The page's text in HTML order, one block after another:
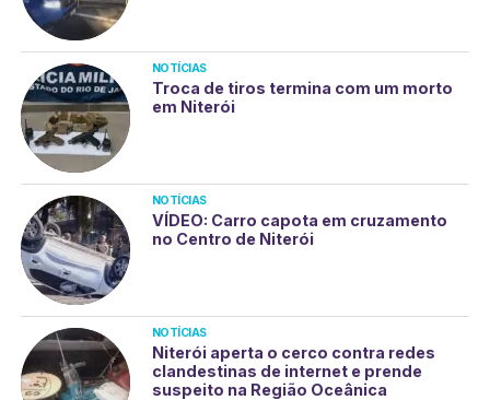
NOTÍCIAS
Troca de tiros termina com um morto
em Niterói
NOTÍCIAS
VÍDEO: Carro capota em cruzamento
no Centro de Niterói
NOTÍCIAS
Niterói aperta o cerco contra redes
clandestinas de internet e prende
suspeito na Região Oceânica